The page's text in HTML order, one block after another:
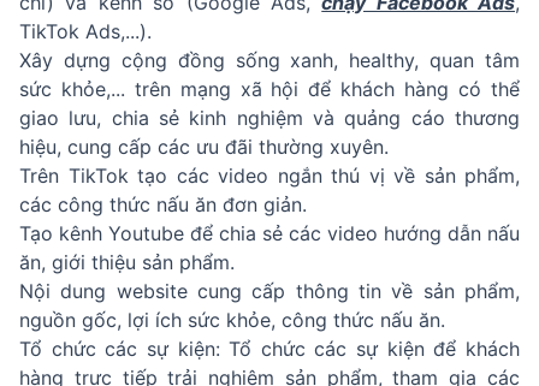
TikTok Ads,...).
Xây dựng cộng đồng sống xanh, healthy, quan tâm
sức khỏe,... trên mạng xã hội để khách hàng có thể
giao lưu, chia sẻ kinh nghiệm và quảng cáo thương
hiệu, cung cấp các ưu đãi thường xuyên.
Trên TikTok tạo các video ngắn thú vị về sản phẩm,
các công thức nấu ăn đơn giản.
Tạo kênh Youtube để chia sẻ các video hướng dẫn nấu
ăn, giới thiệu sản phẩm.
Nội dung website cung cấp thông tin về sản phẩm,
nguồn gốc, lợi ích sức khỏe, công thức nấu ăn.
Tổ chức các sự kiện: Tổ chức các sự kiện để khách
hàng trực tiếp trải nghiệm sản phẩm, tham gia các